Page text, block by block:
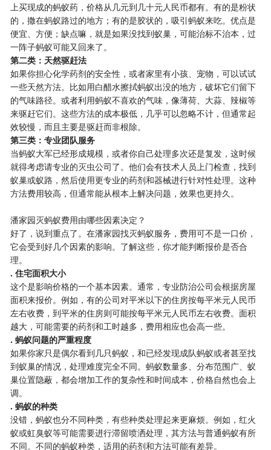
上买现成的蚂蚁药，价格从几元到几十元人民币都有。有的是粉状
的，撒在蚂蚁路过的地方；有的是胶状的，吸引蚂蚁来吃。优点是
便宜、方便；缺点嘛，就是如果没找到蚁巢，可能治标不治本，过
一阵子蚂蚁可能又回来了。
​第二类：天然驱赶法​
如果你担心化学药剂的安全性，或者家里有小孩、宠物，可以试试
一些天然方法。比如用白醋水擦拭蚂蚁出没的地方，破坏它们留下
的气味路径。或者利用蚂蚁不喜欢的气味，像薄荷、大蒜、辣椒等
来驱赶它们。这些方法的成本极低，几乎可以忽略不计，但通常起
效较慢，而且主要是驱赶而非根除。
​第三类：专业团队服务​
当蚂蚁大军已经形成规模，或者你自己处理多次还是复发，这时候
就得考虑请专业的灭虫公司了。他们会有技术人员上门检查，找到
蚁巢或蚁路，然后使用更专业的药剂和器械进行针对性处理。这种
方法费用较高，但通常能从根本上解决问题，效果也更持久。
潘家园灭蚂蚁费用由哪些因素决定？
好了，说到重点了。在潘家园找灭蚂蚁服务，费用可不是一口价，
它会受到好几个因素的影响。了解这些，你才能判断报价是否合
理。
​. 住宅面积大小​
这个是影响价格的一个基本因素。通常，专业防治公司会根据房屋
面积来报价。例如，有的公司对平米以下的住房按每平米元人民币
左右收费，到平米的住房则可能按每平米元人民币左右收费。面积
越大，可能需要的药剂和工时越多，费用相应也会高一些。
​. 蚂蚁问题的严重程度​
如果你家只是偶尔看到几只蚂蚁，和已经发现成队蚂蚁或者甚至找
到蚁巢的情况，处理难度完全不同。蚂蚁数量多、分布范围广、蚁
巢位置隐蔽，都会增加工作的复杂性和时间成本，价格自然也会上
调。
​. 蚂蚁的种类​
没错，蚂蚁也分不同种类，有些种类处理起来更麻烦。例如，红火
蚁或虹臭蚁等可能需要进行滞留喷洒处理，其方法与普通蚂蚁有所
不同。不同的蚂蚁种类，适用的药剂和方法可能有差异。